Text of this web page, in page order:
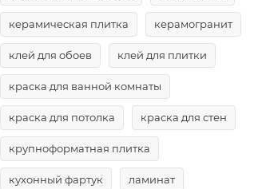
керамическая плитка керамогранит
клей для обоев клей для плитки
краска для ванной комнаты
краска для потолка краска для стен
крупноформатная плитка
кухонный фартук ламинат